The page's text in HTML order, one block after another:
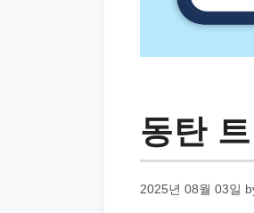
동탄
2025년 08월 03일